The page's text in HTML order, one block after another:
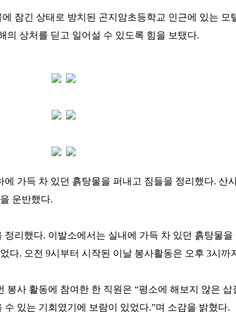
잠긴 상태로 방치된 곤지암초등학교 인근에 있는
의 상처를 딛고 일어설 수 있도록 힘을 보탰다.
가득 차 있던 흙탕물을 퍼내고 짐들을 정리했다. 산
운반했다.
리했다. 이발소에서는 실내에 가득 차 있던 흙탕물
다. 오전 9시부터 시작된 이날 봉사활동은 오후 3시까
사 활동에 참여한 한 직원은 “평소에 해보지 않은
있는 기회였기에 보람이 있었다.”며 소감을 밝혔다.